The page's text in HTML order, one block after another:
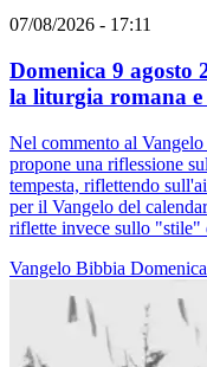
07/08/2026 - 17:11
Domenica 9 agosto
la liturgia romana
Nel commento al
propone una riflessione
tempesta, riflettendo
per il Vangelo del
riflette invece sullo "stile"
Vangelo Bibbia Domenica